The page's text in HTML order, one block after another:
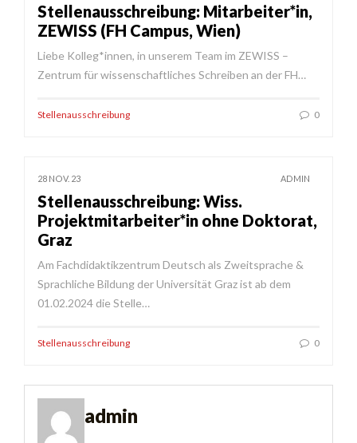
Stellenausschreibung: Mitarbeiter*in,
ZEWISS (FH Campus, Wien)
Liebe Kolleg*innen, in unserem Team im ZEWISS –
Zentrum für wissenschaftliches Schreiben an der FH…
Stellenausschreibung 0
28 NOV. 23 ADMIN
Stellenausschreibung: Wiss.
Projektmitarbeiter*in ohne Doktorat,
Graz
Am Fachdidaktikzentrum Deutsch als Zweitsprache &
Sprachliche Bildung der Universität Graz ist ab dem
01.02.2024 die Stelle…
Stellenausschreibung 0
admin